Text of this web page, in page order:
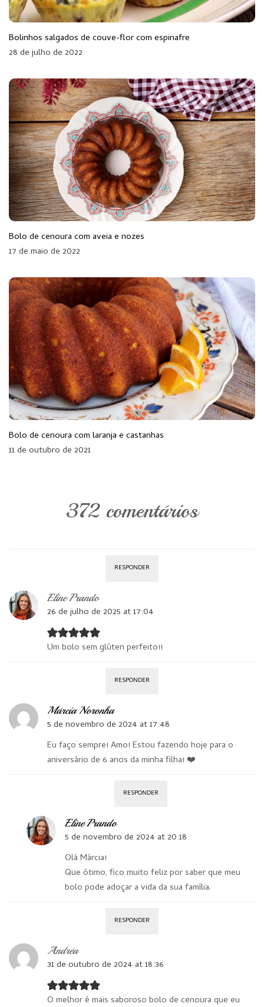
Bolinhos salgados de couve-flor com espinafre
28 de julho de 2022
Bolo de cenoura com aveia e nozes
17 de maio de 2022
Bolo de cenoura com laranja e castanhas
11 de outubro de 2021
372 comentários
RESPONDER
Eline Prando
26 de julho de 2025 at 17:04
Um bolo sem glúten perfeito!!
RESPONDER
Márcia Noronha
5 de novembro de 2024 at 17:48
Eu faço sempre! Amo! Estou fazendo hoje para o
aniversário de 6 anos da minha filha! ❤️
RESPONDER
Eline Prando
5 de novembro de 2024 at 20:18
Olá Márcia!
Que ótimo, fico muito feliz por saber que meu
bolo pode adoçar a vida da sua família.
RESPONDER
Andréa
31 de outubro de 2024 at 18:36
O melhor é mais saboroso bolo de cenoura que eu